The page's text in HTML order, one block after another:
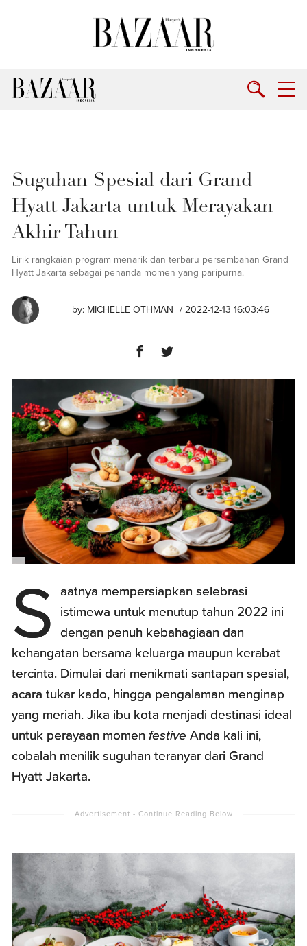
Suguhan Spesial dari Grand
Hyatt Jakarta untuk Merayakan
Akhir Tahun
Lirik rangkaian program menarik dan terbaru persembahan Grand
Hyatt Jakarta sebagai penanda momen yang paripurna.
by: MICHELLE OTHMAN / 2022-12-13 16:03:46
S
aatnya mempersiapkan selebrasi
istimewa untuk menutup tahun 2022 ini
dengan penuh kebahagiaan dan
kehangatan bersama keluarga maupun kerabat
tercinta. Dimulai dari menikmati santapan spesial,
acara tukar kado, hingga pengalaman menginap
yang meriah. Jika ibu kota menjadi destinasi ideal
untuk perayaan momenfestive Anda kali ini,
cobalah menilik suguhan teranyar dari Grand
Hyatt Jakarta.